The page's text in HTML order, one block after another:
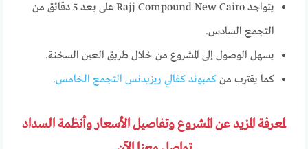
يتواجد Rajj Compound New Cairo على بعد 5 دقائق من
التجمع السادس.
يسهل الوصول إلى المشروع من خلال طريق العين السخنة.
كما يقترب منكمبوند كفالي ريزيدنس التجمع الخامس.
لمعرفة المزيد عن المشروع وتفاصيل الأسعار وأنظمة السداد